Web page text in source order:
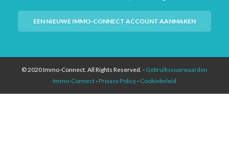
EEN NIEUWE IMMO-CONNECT ACCOUNT AANMAKEN
© 2020 Immo-Connect. All Rights Reserved. - Gebruiksvoorwaarden
Immo-Connect- Privacy Policy- Cookiebeleid